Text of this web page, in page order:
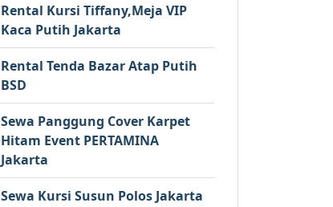
Rental Kursi Tiffany,Meja VIP
Kaca Putih Jakarta
Rental Tenda Bazar Atap Putih
BSD
Sewa Panggung Cover Karpet
Hitam Event PERTAMINA
Jakarta
Sewa Kursi Susun Polos Jakarta